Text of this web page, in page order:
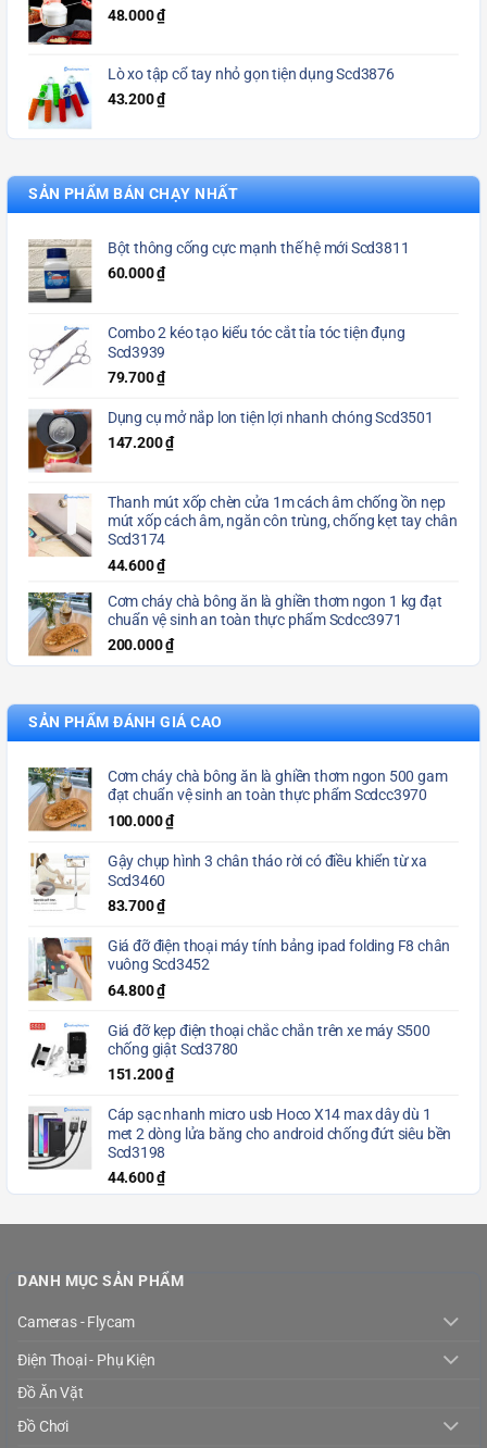
48.000₫
Lò xo tập cổ tay nhỏ gọn tiện dụng Scd3876
43.200₫
SẢN PHẨM BÁN CHẠY NHẤT
Bột thông cống cực mạnh thế hệ mới Scd3811
60.000₫
Combo 2 kéo tạo kiểu tóc cắt tỉa tóc tiện đụng
Scd3939
79.700₫
Dụng cụ mở nắp lon tiện lợi nhanh chóng Scd3501
147.200₫
Thanh mút xốp chèn cửa 1m cách âm chống ồn nẹp
mút xốp cách âm, ngăn côn trùng, chống kẹt tay chân
Scd3174
44.600₫
Cơm cháy chà bông ăn là ghiền thơm ngon 1 kg đạt
chuẩn vệ sinh an toàn thực phẩm Scdcc3971
200.000₫
SẢN PHẨM ĐÁNH GIÁ CAO
Cơm cháy chà bông ăn là ghiền thơm ngon 500 gam
đạt chuẩn vệ sinh an toàn thực phẩm Scdcc3970
100.000₫
Gậy chụp hình 3 chân tháo rời có điều khiển từ xa
Scd3460
83.700₫
Giá đỡ điện thoại máy tính bảng ipad folding F8 chân
vuông Scd3452
64.800₫
Giá đỡ kẹp điện thoại chắc chắn trên xe máy S500
chống giật Scd3780
151.200₫
Cáp sạc nhanh micro usb Hoco X14 max dây dù 1
met 2 dòng lửa băng cho android chống đứt siêu bền
Scd3198
44.600₫
DANH MỤC SẢN PHẨM
Cameras - Flycam
Điện Thoại - Phụ Kiện
Đồ Ăn Vặt
Đồ Chơi